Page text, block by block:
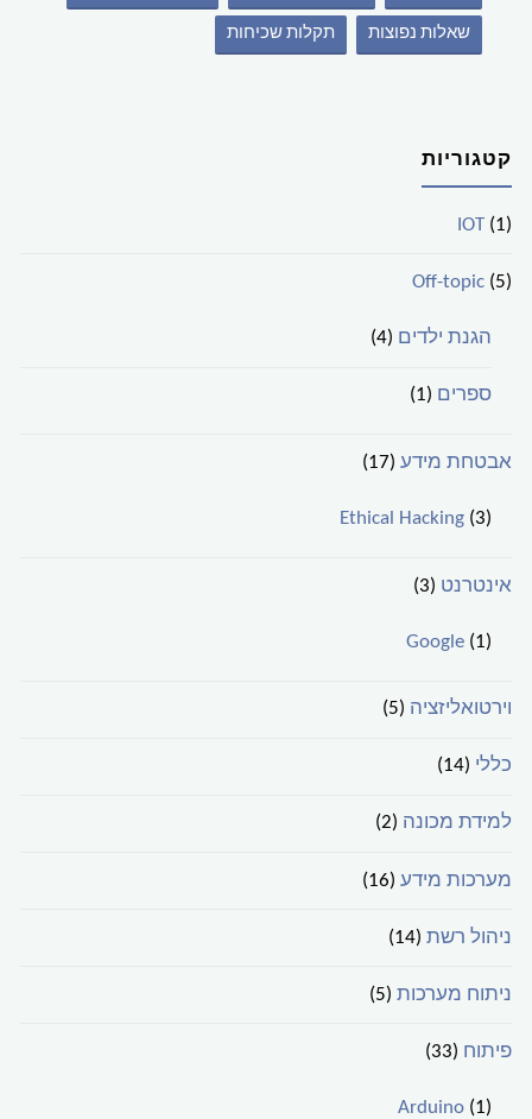
שאלות נפוצות תקלות שכיחות
קטגוריות
IOT(1)
Off-topic(5)
הגנת ילדים (4)
ספרים (1)
אבטחת מידע (17)
Ethical Hacking(3)
אינטרנט (3)
Google(1)
וירטואליזציה (5)
כללי (14)
למידת מכונה (2)
מערכות מידע (16)
ניהול רשת (14)
ניתוח מערכות (5)
פיתוח (33)
Arduino(1)